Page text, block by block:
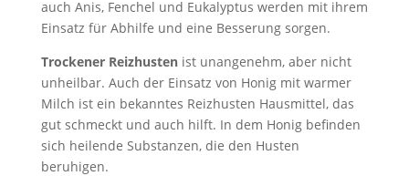
auch Anis, Fenchel und Eukalyptus werden mit ihrem
Einsatz für Abhilfe und eine Besserung sorgen.
Trockener Reizhustenist unangenehm, aber nicht
unheilbar. Auch der Einsatz von Honig mit warmer
Milch ist ein bekanntes Reizhusten Hausmittel, das
gut schmeckt und auch hilft. In dem Honig befinden
sich heilende Substanzen, die den Husten
beruhigen.